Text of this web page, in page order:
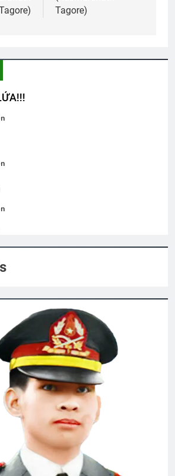
Ago
Ago
Đời Chiến Binh
Years Ago
CTBCTY Tập IV chương 42
3 Years Ago
Thông báo quà lưu niệm
2 Years Ago
Tagore)